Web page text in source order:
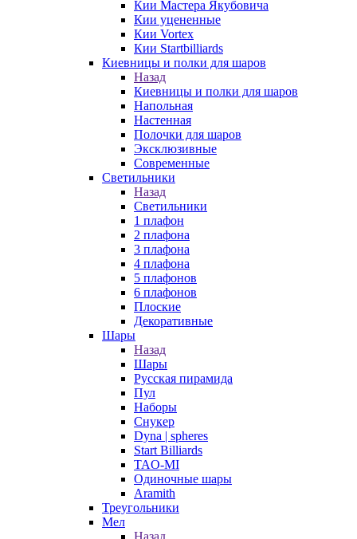
Кии Мастера Якубовича
Кии уцененные
Кии Vortex
Кии Startbilliards
Киевницы и полки для шаров
Назад
Киевницы и полки для шаров
Напольная
Настенная
Полочки для шаров
Эксклюзивные
Современные
Светильники
Назад
Светильники
1 плафон
2 плафона
3 плафона
4 плафона
5 плафонов
6 плафонов
Плоские
Декоративные
Шары
Назад
Шары
Русская пирамида
Пул
Наборы
Снукер
Dyna | spheres
Start Billiards
TAO-MI
Одиночные шары
Aramith
Треугольники
Мел
Назад